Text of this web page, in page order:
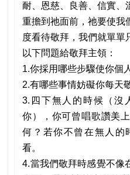
耐、恩慈、良善、信實、
重擔到祂面前，祂要使我
度看待敬拜，我們就單單
以下問題給敬拜主領：
1.你採用哪些步驟使你個
2.有哪些事情妨礙你每天
3.四下無人的時候（沒
你），你可曾唱歌讚美
何？若你不曾在無人的
看。
4.當我們敬拜時感覺不像